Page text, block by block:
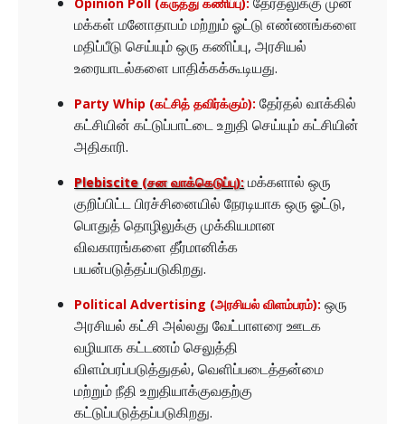
Opinion Poll (கருத்து கணிப்பு):
மக்கள் மனோதாபம் மற்றும் ஓட்டு எண்ணங்களை
மதிப்பீடு செய்யும் ஒரு கணிப்பு, அரசியல்
உரையாடல்களை பாதிக்கக்கூடியது.
Party Whip (கட்சித் தவிர்க்கும்): தேர்தல் வாக்கில்
கட்சியின் கட்டுப்பாட்டை உறுதி செய்யும் கட்சியின்
அதிகாரி.
Plebiscite (சன வாக்கெடுப்பு): மக்களால் ஒரு
குறிப்பிட்ட பிரச்சினையில் நேரடியாக ஒரு ஓட்டு,
பொதுத் தொழிலுக்கு முக்கியமான
விவகாரங்களை தீர்மானிக்க
பயன்படுத்தப்படுகிறது.
Political Advertising (அரசியல் விளம்பரம்): ஒரு
அரசியல் கட்சி அல்லது வேட்பாளரை ஊடக
வழியாக கட்டணம் செலுத்தி
விளம்பரப்படுத்துதல், வெளிப்படைத்தன்மை
மற்றும் நீதி உறுதியாக்குவதற்கு
கட்டுப்படுத்தப்படுகிறது.